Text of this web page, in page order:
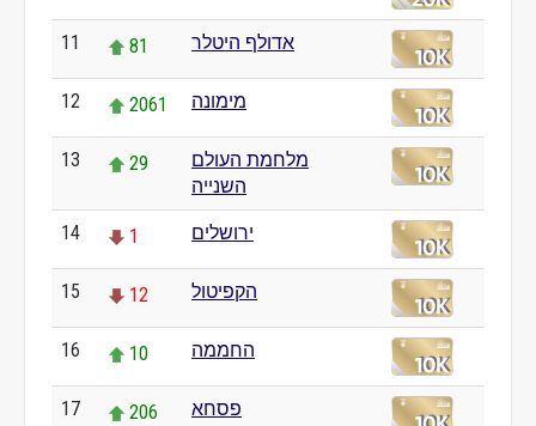
11 81 אדולף היטלר
12 2061 מימונה
13 29
מלחמת העולם
השנייה
14 1 ירושלים
15 12 הקפיטול
16 10 החממה
17 206 פסחא